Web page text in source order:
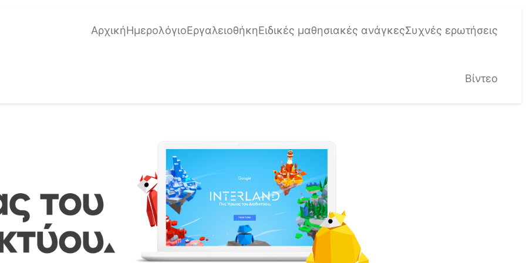
ΑρχικήΗμερολόγιοΕργαλειοθήκηΕιδικές μαθησιακές ανάγκεςΣυχνές ερωτήσεις
Βίντεο